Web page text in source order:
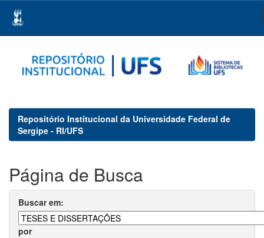
navigation
Repositório Institucional da Universidade Federal de
Sergipe - RI/UFS
Página de Busca
Buscar em:
por